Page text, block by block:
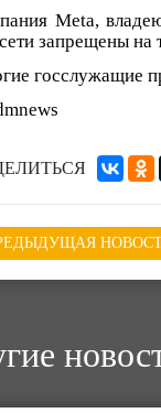
Meta,
запрещены на
госслужащие